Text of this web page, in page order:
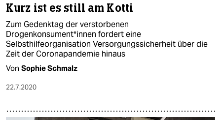
Kurz ist es still am Kotti
Zum Gedenktag der verstorbenen
Drogenkonsument*innen fordert eine
Selbsthilfeorganisation Versorgungssicherheit über die
Zeit der Coronapandemie hinaus
Von Sophie Schmalz
22.7.2020